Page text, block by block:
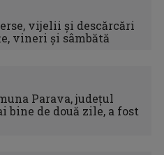
vijelii şi descărcări
vineri şi sâmbătă
Parava, judeţul
bine de două zile, a fost